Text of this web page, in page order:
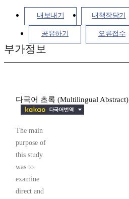
내보내기 내책장담기
공유하기 오류접수
부가정보
다국어 초록 (Multilingual Abstract)
The main
purpose of
this study
was to
examine
direct and